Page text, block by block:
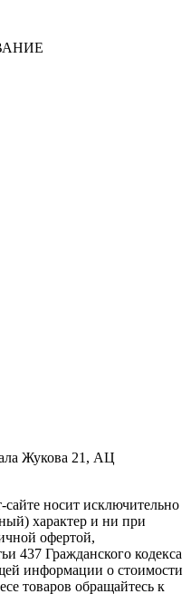
Жукова 21, АЦ
носит исключительно
характер и ни при
офертой,
437 Гражданского кодекса
информации о стоимости
товаров обращайтесь к